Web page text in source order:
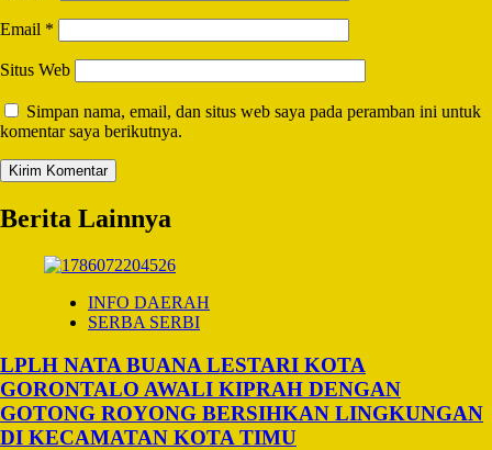
Email *
Situs Web
Simpan nama, email, dan situs web saya pada peramban ini untuk
komentar saya berikutnya.
Berita Lainnya
INFO DAERAH
SERBA SERBI
LPLH NATA BUANA LESTARI KOTA
GORONTALO AWALI KIPRAH DENGAN
GOTONG ROYONG BERSIHKAN LINGKUNGAN
DI KECAMATAN KOTA TIMU